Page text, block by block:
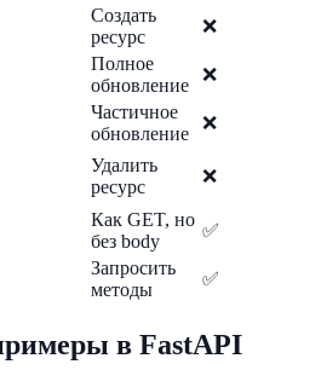
Создать
ресурс
❌
Полное
обновление
❌
Частичное
обновление
❌
Удалить
ресурс
❌
Как GET, но
без body
✅
Запросить
методы
✅
в FastAPI